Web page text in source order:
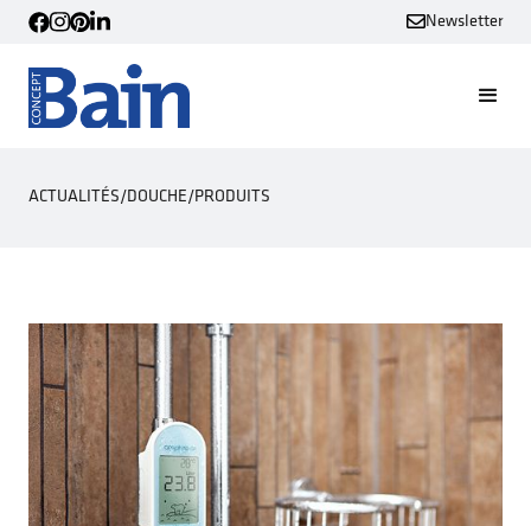
Newsletter
ACTUALITÉS/DOUCHE/PRODUITS